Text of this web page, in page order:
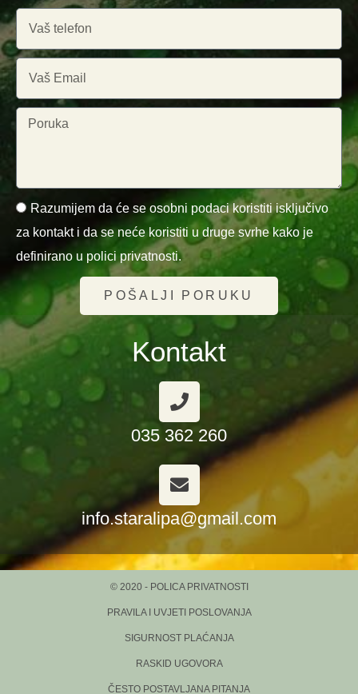
Razumijem da će se osobni podaci koristiti isključivo
za kontakt i da se neće koristiti u druge svrhe kako je
definirano u polici privatnosti.
POŠALJI PORUKU
Kontakt
035 362 260
info.staralipa@gmail.com
© 2020 - POLICA PRIVATNOSTI
PRAVILA I UVJETI POSLOVANJA
SIGURNOST PLAĆANJA
RASKID UGOVORA
ČESTO POSTAVLJANA PITANJA